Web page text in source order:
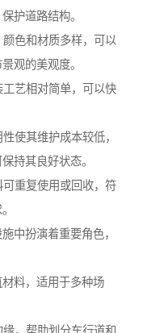
护道路结构。
色和材质多样，可以
观的美观度。
艺相对简单，可以快
使其维护成本较低，
持其良好状态。
重复使用或回收，符
中扮演着重要角色，
料，适用于多种场